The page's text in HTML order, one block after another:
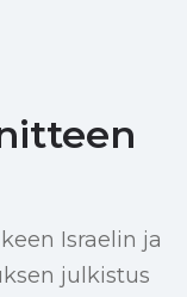
Israelin ja
julkistus